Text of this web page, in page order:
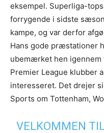
eksempel. Superliga-
forrygende i sidste
kampe, og var derfor
Hans gode præstationer
ubemærket hen
Premier League klubber
interesseret. Det drejer
Sports om Tottenham,
VELKOMMEN